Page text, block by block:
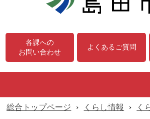
各課への
お問い合わせ
よくあるご質問
総合トップページ › くらし情報 › く